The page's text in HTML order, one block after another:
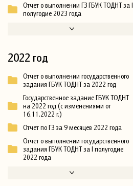
Отчет о выполнении ГЗ ГБУК ТОДНТ за I
полугодие 2023 года
2022 год
Отчет о выполнении государственного
задания ГБУК ТОДНТ за 2022 год
Государственное задание ГБУК ТОДНТ
на 2022 год (с изменениями от
16.11.2022 г.)
Отчет по ГЗ за 9 месяцев 2022 года
Отчет о выполнении государственного
задания ГБУК ТОДНТ за I полугодие
2022 года